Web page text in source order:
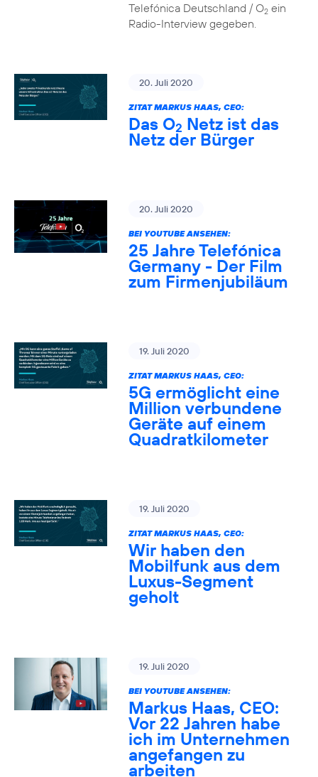
Telefónica Deutschland / O2ein
Radio-Interview gegeben.
20. Juli 2020
ZITAT MARKUS HAAS, CEO:
Das O2 Netz ist das
Netz der Bürger
20. Juli 2020
BEI YOUTUBE ANSEHEN:
25 Jahre Telefónica
Germany - Der Film
zum Firmenjubiläum
19. Juli 2020
ZITAT MARKUS HAAS, CEO:
5G ermöglicht eine
Million verbundene
Geräte auf einem
Quadratkilometer
19. Juli 2020
ZITAT MARKUS HAAS, CEO:
Wir haben den
Mobilfunk aus dem
Luxus-Segment
geholt
19. Juli 2020
BEI YOUTUBE ANSEHEN:
Markus Haas, CEO:
Vor 22 Jahren habe
ich im Unternehmen
angefangen zu
arbeiten